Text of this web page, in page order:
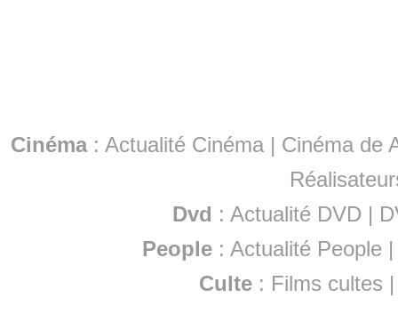
Cinéma: Actualité Cinéma | Cinéma de
Dvd : Actualité DVD |
People :Actualité People
Culte : Films cultes